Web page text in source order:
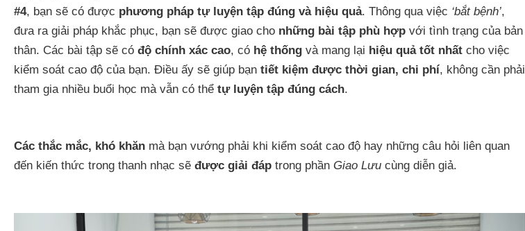
#4, bạn sẽ có được phương pháp tự luyện tập đúng và hiệu quả. Thông qua việc ‘bắt bệnh’,
đưa ra giải pháp khắc phục, bạn sẽ được giao cho những bài tập phù hợp với tình trạng của bản
thân. Các bài tập sẽ có độ chính xác cao, có hệ thống và mang lại hiệu quả tốt nhất cho việc
kiểm soát cao độ của bạn. Điều ấy sẽ giúp bạn tiết kiệm được thời gian, chi phí, không cần phải
tham gia nhiều buổi học mà vẫn có thể tự luyện tập đúng cách.
Các thắc mắc, khó khăn mà bạn vướng phải khi kiểm soát cao độ hay những câu hỏi liên quan
đến kiến thức trong thanh nhạc sẽ được giải đáp trong phần Giao Lưu cùng diễn giả.